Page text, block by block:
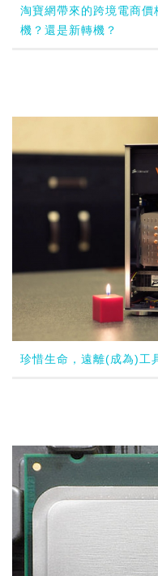
淘寶網帶來的跨境電商
機？還是新轉機？
珍惜生命，遠離(成為)工